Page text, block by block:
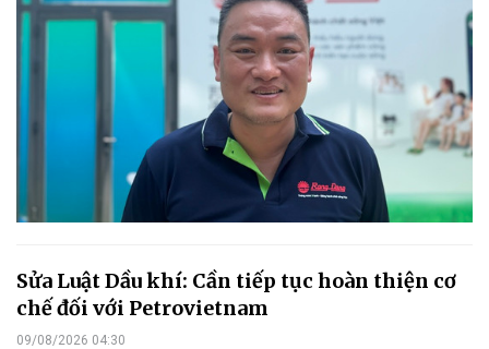
Sửa Luật Dầu khí: Cần tiếp tục hoàn thiện cơ
chế đối với Petrovietnam
09/08/2026 04:30